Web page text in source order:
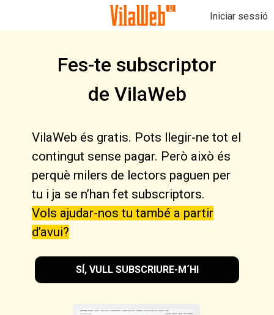
Iniciar sessió
Fes-te subscriptor
de VilaWeb
VilaWeb és gratis. Pots llegir-ne tot el
contingut sense pagar. Però això és
perquè milers de lectors paguen per
tu i ja se n’han fet subscriptors.
Vols ajudar-nos tu també a partir
d’avui?
SÍ, VULL SUBSCRIURE-M´HI